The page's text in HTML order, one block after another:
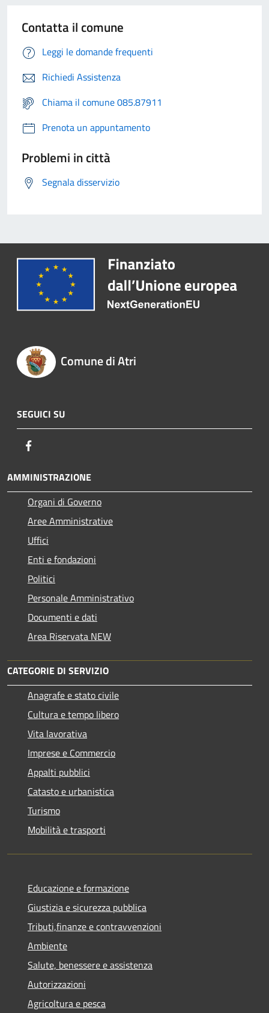
Contatta il comune
Leggi le domande frequenti
Richiedi Assistenza
Chiama il comune 085.87911
Prenota un appuntamento
Problemi in città
Segnala disservizio
Comune di Atri
SEGUICI SU
AMMINISTRAZIONE
Organi di Governo
Aree Amministrative
Uffici
Enti e fondazioni
Politici
Personale Amministrativo
Documenti e dati
Area Riservata NEW
CATEGORIE DI SERVIZIO
Anagrafe e stato civile
Cultura e tempo libero
Vita lavorativa
Imprese e Commercio
Appalti pubblici
Catasto e urbanistica
Turismo
Mobilità e trasporti
Educazione e formazione
Giustizia e sicurezza pubblica
Tributi,finanze e contravvenzioni
Ambiente
Salute, benessere e assistenza
Autorizzazioni
Agricoltura e pesca